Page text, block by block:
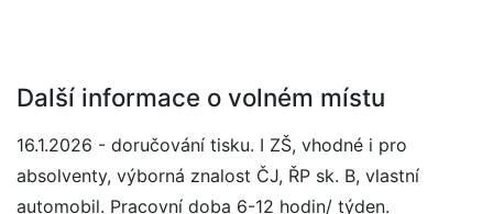
Další informace o volném místu
16.1.2026 - doručování tisku. I ZŠ, vhodné i pro
absolventy, výborná znalost ČJ, ŘP sk. B, vlastní
automobil. Pracovní doba 6-12 hodin/ týden.